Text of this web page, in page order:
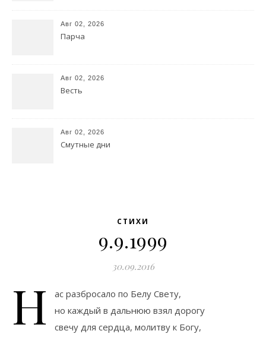
Авг 02, 2026
Парча
Авг 02, 2026
Весть
Авг 02, 2026
Смутные дни
СТИХИ
9.9.1999
30.09.2016
Н
ас разбросало по Белу Свету,
но каждый в дальнюю взял дорогу
свечу для сердца, молитву к Богу,